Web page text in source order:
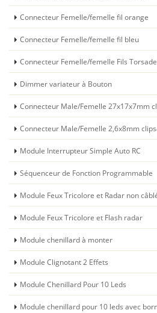
Connecteur Femelle/femelle fil orange
Connecteur Femelle/femelle fil bleu
Connecteur Femelle/femelle Fils
Dimmer variateur à Bouton
Connecteur Male/Femelle 27x17x7mm
Connecteur Male/Femelle 2,6x8mm
Module Interrupteur Simple Auto RC
Séquenceur de Fonction Programmable
Module Feux Tricolore et Radar non
Module Feux Tricolore et Flash radar
Module chenillard à monter
Module Clignotant 2 Effets
Module Chenillard Pour 10 Leds
Module chenillard pour 10 leds avec